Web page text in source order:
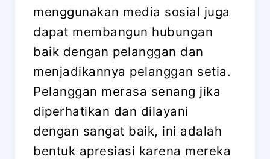
menggunakan media sosial juga
dapat membangun hubungan
baik dengan pelanggan dan
menjadikannya pelanggan setia.
Pelanggan merasa senang jika
diperhatikan dan dilayani
dengan sangat baik, ini adalah
bentuk apresiasi karena mereka